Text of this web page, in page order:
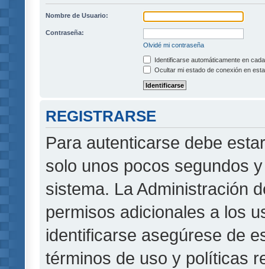
Nombre de Usuario:
Contraseña:
Olvidé mi contraseña
Identificarse automáticamente en
Ocultar mi estado de conexión en
REGISTRARSE
Para autenticarse debe
solo unos pocos segundos
sistema. La Administración
permisos adicionales a los
identificarse asegúrese de
términos de uso y políticas